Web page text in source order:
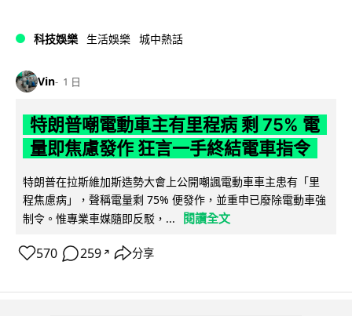
科技娛樂 生活娛樂 城中熱話
Vin 1 日
特朗普嘲電動車主有里程病 剩 75% 電
量即焦慮發作 狂言一手終結電車指令
特朗普在拉斯維加斯造勢大會上公開嘲諷電動車車主患有「里
程焦慮病」，聲稱電量剩 75% 便發作，並重申已廢除電動車強
制令。惟專業車媒隨即反駁，...
閱讀全文
570 259 ↗ 分享